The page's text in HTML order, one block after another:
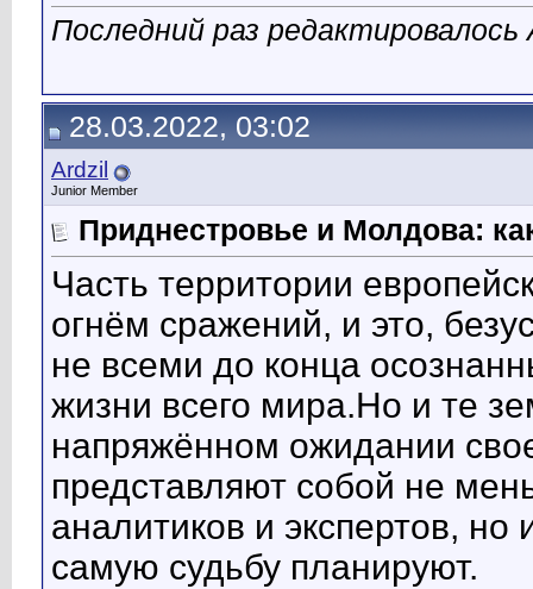
Последний раз
28.03.2022, 03:02
Ardzil
Junior Member
Приднестровье и Молдова:
Часть территории
огнём сражений, и это,
не всеми до конца
жизни всего мира.Но и те
напряжённом ожидании
представляют собой не
аналитиков и экспертов, но
самую судьбу планируют.